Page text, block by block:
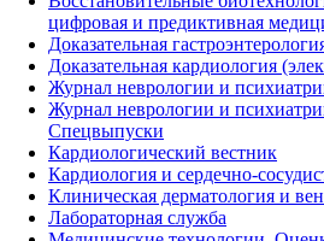
цифровая и предиктивная
Доказательная
Доказательная кардиология
Журнал неврологии и
Журнал неврологии и
Спецвыпуски
Кардиологический вестник
Кардиология и сердечно-
Клиническая дерматология и
Лабораторная служба